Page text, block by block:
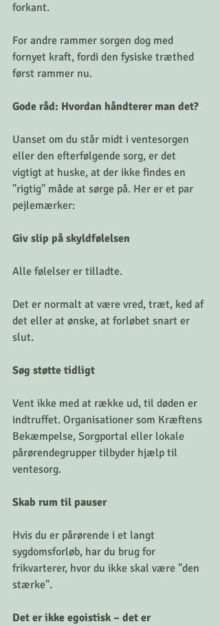
forkant.
For andre rammer sorgen dog med
fornyet kraft, fordi den fysiske træthed
først rammer nu.
Gode råd: Hvordan håndterer man det?
Uanset om du står midt i ventesorgen
eller den efterfølgende sorg, er det
vigtigt at huske, at der ikke findes en
"rigtig" måde at sørge på. Her er et par
pejlemærker:
Giv slip på skyldfølelsen
Alle følelser er tilladte.
Det er normalt at være vred, træt, ked af
det eller at ønske, at forløbet snart er
slut.
Søg støtte tidligt
Vent ikke med at række ud, til døden er
indtruffet. Organisationer som Kræftens
Bekæmpelse, Sorgportal eller lokale
pårørendegrupper tilbyder hjælp til
ventesorg.
Skab rum til pauser
Hvis du er pårørende i et langt
sygdomsforløb, har du brug for
frikvarterer, hvor du ikke skal være "den
stærke".
Det er ikke egoistisk – det er